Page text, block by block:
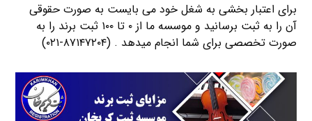
برای اعتبار بخشی به شغل خود می بایست به صورت حقوقی
آن را به ثبت برسانید و موسسه ما از ۰ تا ۱۰۰ ثبت برند را به
صورت تخصصی برای شما انجام میدهد . (۸۷۱۴۷۲۰۴-۰۲۱)